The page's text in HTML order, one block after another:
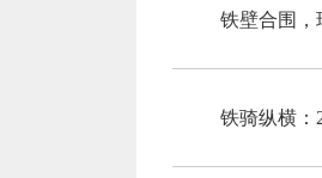
铁壁合围，
铁骑纵横：